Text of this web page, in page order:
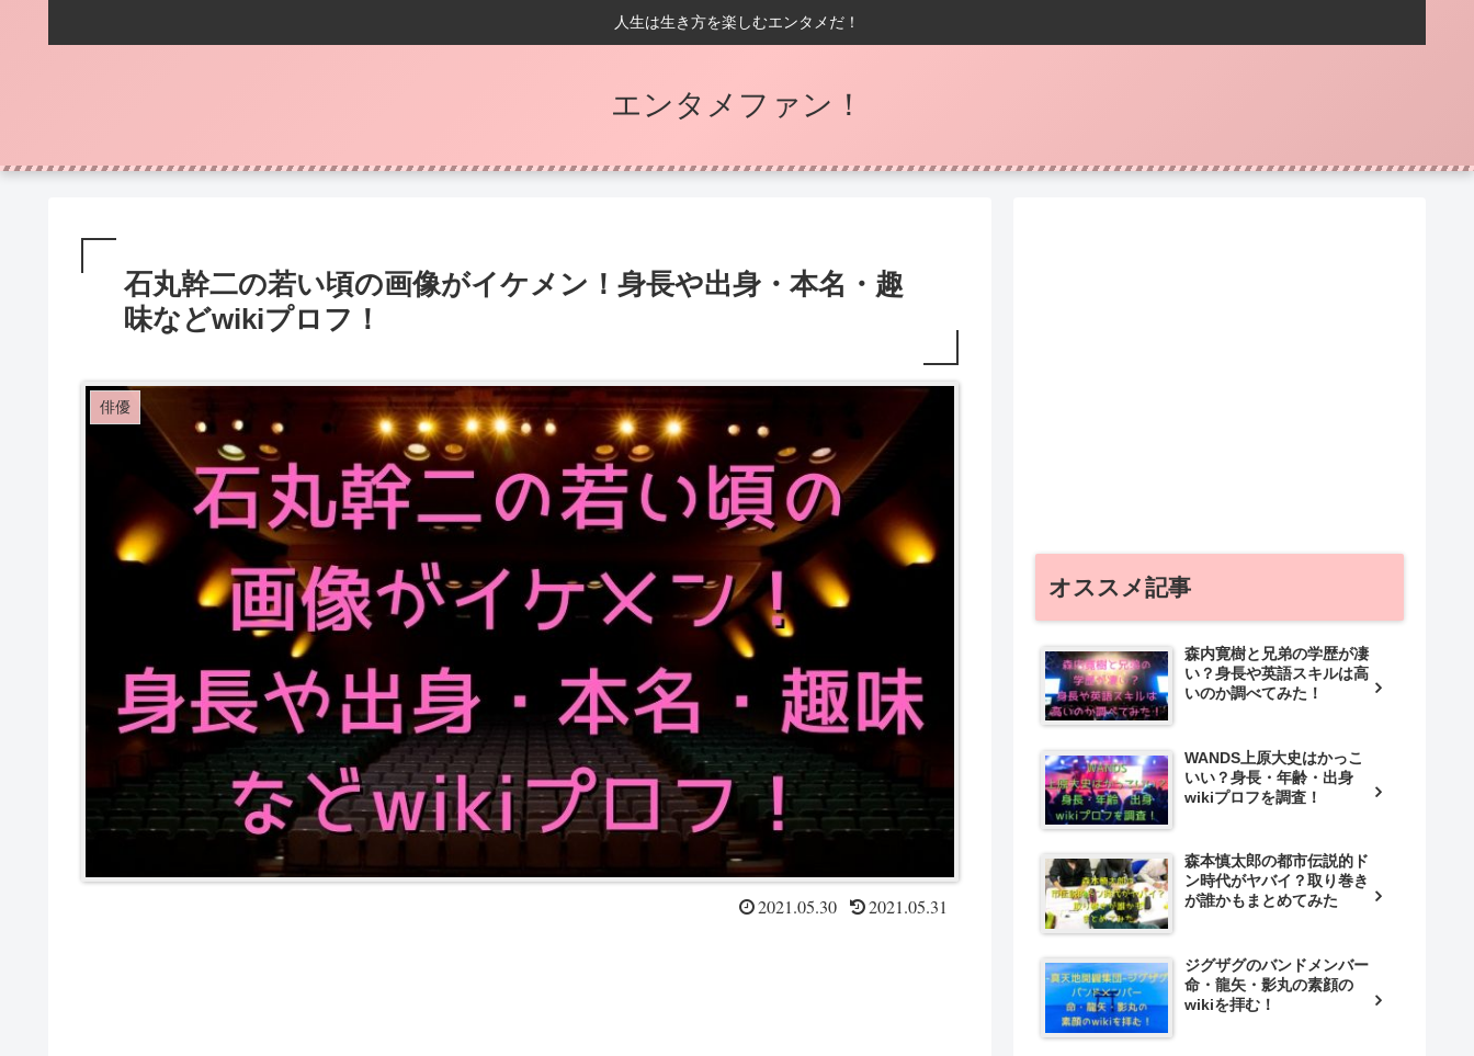
人生は生き方を楽しむエンタメだ！
エンタメファン！
石丸幹二の若い頃の画像がイケメン！身長や出身・本名・趣
味などwikiプロフ！
俳優
2021.05.30 2021.05.31
オススメ記事
森内寛樹と兄弟の学歴が凄
い？身長や英語スキルは高
いのか調べてみた！
WANDS上原大史はかっこ
いい？身長・年齢・出身
wikiプロフを調査！
森本慎太郎の都市伝説的ド
ン時代がヤバイ？取り巻き
が誰かもまとめてみた
ジグザグのバンドメンバー
命・龍矢・影丸の素顔の
wikiを拝む！